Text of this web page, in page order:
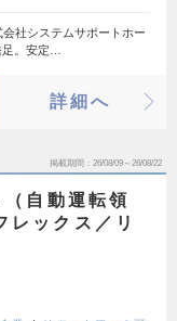
会社システムサポートホー
。安定…
詳細へ
掲載期間 26/08/09～26/08/22
自動運転領
ックス／リ